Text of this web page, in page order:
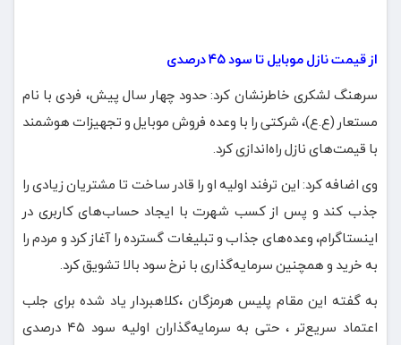
از قیمت نازل موبایل تا سود ۴۵ درصدی
سرهنگ لشکری خاطرنشان کرد: حدود چهار سال پیش، فردی با نام
مستعار (ع.ع)، شرکتی را با وعده فروش موبایل و تجهیزات هوشمند
با قیمت‌های نازل راه‌اندازی کرد.
وی اضافه کرد: این ترفند اولیه او را قادر ساخت تا مشتریان زیادی را
جذب کند و پس از کسب شهرت با ایجاد حساب‌های کاربری در
اینستاگرام، وعده‌های جذاب و تبلیغات گسترده را آغاز کرد و مردم را
به خرید و همچنین سرمایه‌گذاری با نرخ سود بالا تشویق کرد.
به گفته این مقام پلیس هرمزگان ،کلاهبردار یاد شده برای جلب
اعتماد سریع‌تر ، حتی به سرمایه‌گذاران اولیه سود ۴۵ درصدی